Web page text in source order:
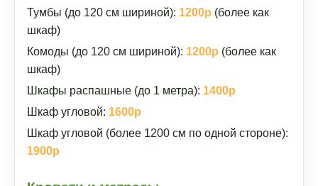
Тумбы (до 120 см шириной): 1200р (более как
шкаф)
Комоды (до 120 см шириной): 1200р (более как
шкаф)
Шкафы распашные (до 1 метра): 1400р
Шкаф угловой: 1600р
Шкаф угловой (более 1200 см по одной стороне):
1900р